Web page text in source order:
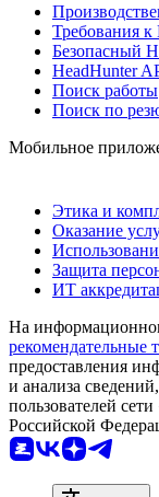
Требования
Безопасный
HeadHunter
Поиск работы
Поиск по
Мобильное
Этика и
Оказание
Защита
ИТ
На
рекомендательные
предоставления
и анализа
пользователей
Российской